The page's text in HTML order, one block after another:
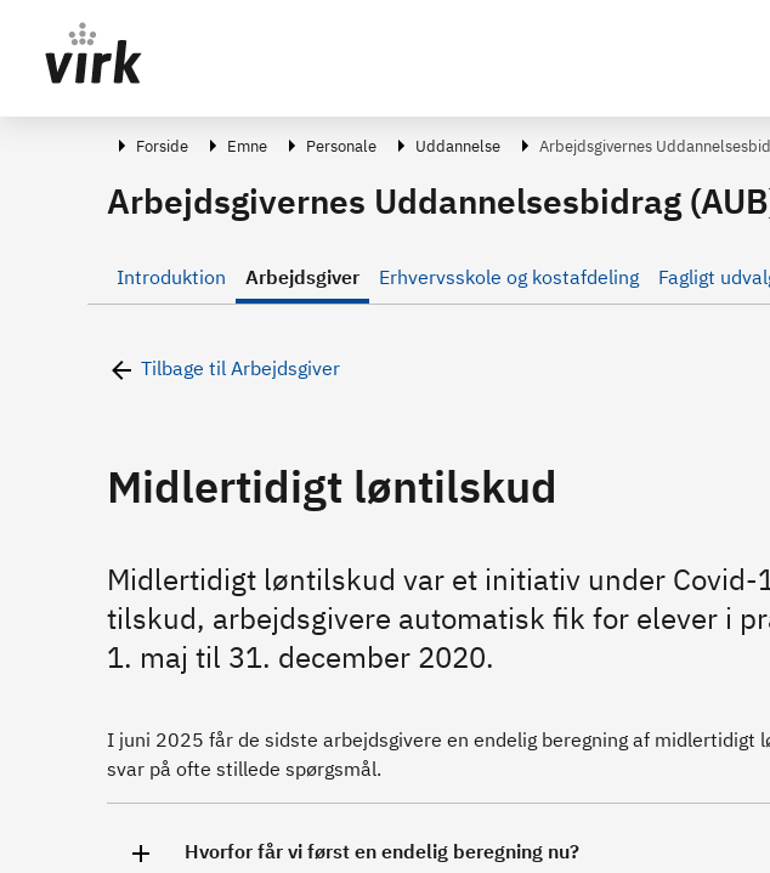
Forside Emne Personale Uddannelse Arbejdsgivernes
Arbejdsgivernes Uddannelsesbidrag
Introduktion Arbejdsgiver Erhvervsskole og kostafdeling Fagligt
Tilbage til Arbejdsgiver
Midlertidigt løntilskud
Midlertidigt løntilskud var et initiativ under Covid-
tilskud, arbejdsgivere automatisk fik for elever i
1. maj til 31. december 2020.
I juni 2025 får de sidste arbejdsgivere en endelig beregning af midlertidigt
svar på ofte stillede spørgsmål.
Hvorfor får vi først en endelig beregning nu?